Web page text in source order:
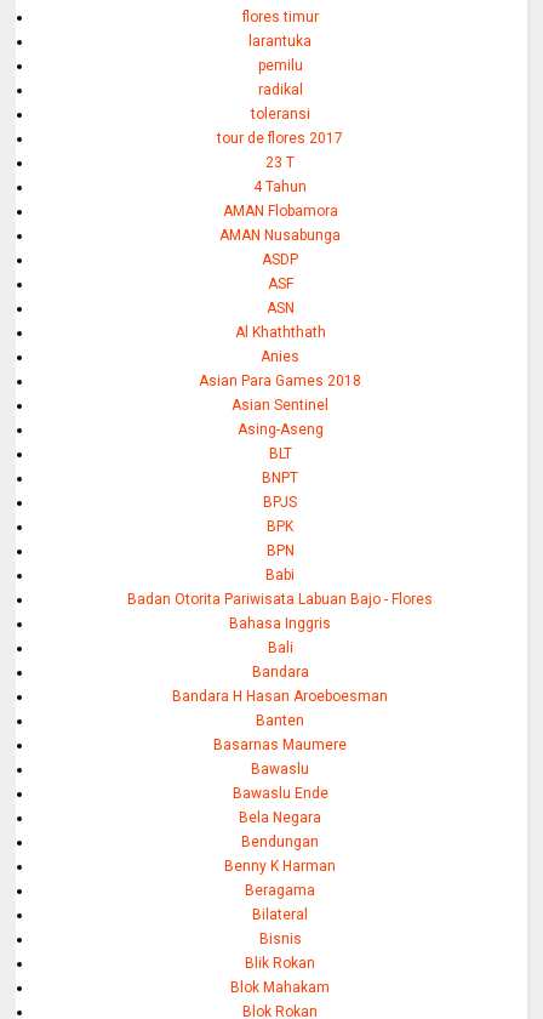
flores timur
larantuka
pemilu
radikal
toleransi
tour de flores 2017
23 T
4 Tahun
AMAN Flobamora
AMAN Nusabunga
ASDP
ASF
ASN
Al Khaththath
Anies
Asian Para Games 2018
Asian Sentinel
Asing-Aseng
BLT
BNPT
BPJS
BPK
BPN
Babi
Badan Otorita Pariwisata Labuan Bajo - Flores
Bahasa Inggris
Bali
Bandara
Bandara H Hasan Aroeboesman
Banten
Basarnas Maumere
Bawaslu
Bawaslu Ende
Bela Negara
Bendungan
Benny K Harman
Beragama
Bilateral
Bisnis
Blik Rokan
Blok Mahakam
Blok Rokan